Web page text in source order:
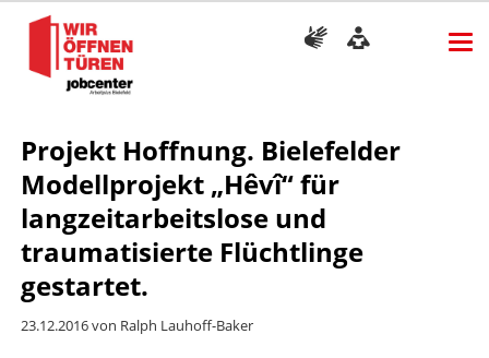
Projekt Hoffnung. Bielefelder
Modellprojekt „Hêvî“ für
langzeitarbeitslose und
traumatisierte Flüchtlinge
gestartet.
23.12.2016von Ralph Lauhoff-Baker